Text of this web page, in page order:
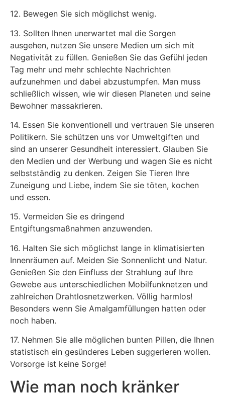
12. Bewegen Sie sich möglichst wenig.
13. Sollten Ihnen unerwartet mal die Sorgen
ausgehen, nutzen Sie unsere Medien um sich mit
Negativität zu füllen. Genießen Sie das Gefühl jeden
Tag mehr und mehr schlechte Nachrichten
aufzunehmen und dabei abzustumpfen. Man muss
schließlich wissen, wie wir diesen Planeten und seine
Bewohner massakrieren.
14. Essen Sie konventionell und vertrauen Sie unseren
Politikern. Sie schützen uns vor Umweltgiften und
sind an unserer Gesundheit interessiert. Glauben Sie
den Medien und der Werbung und wagen Sie es nicht
selbstständig zu denken. Zeigen Sie Tieren Ihre
Zuneigung und Liebe, indem Sie sie töten, kochen
und essen.
15. Vermeiden Sie es dringend
Entgiftungsmaßnahmen anzuwenden.
16. Halten Sie sich möglichst lange in klimatisierten
Innenräumen auf. Meiden Sie Sonnenlicht und Natur.
Genießen Sie den Einfluss der Strahlung auf Ihre
Gewebe aus unterschiedlichen Mobilfunknetzen und
zahlreichen Drahtlosnetzwerken. Völlig harmlos!
Besonders wenn Sie Amalgamfüllungen hatten oder
noch haben.
17. Nehmen Sie alle möglichen bunten Pillen, die Ihnen
statistisch ein gesünderes Leben suggerieren wollen.
Vorsorge ist keine Sorge!
Wie man noch kränker